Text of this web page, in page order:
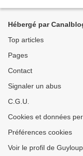
Hébergé par
Top articles
Pages
Contact
Signaler un abus
C.G.U.
Cookies et données
Préférences cookies
Voir le profil de